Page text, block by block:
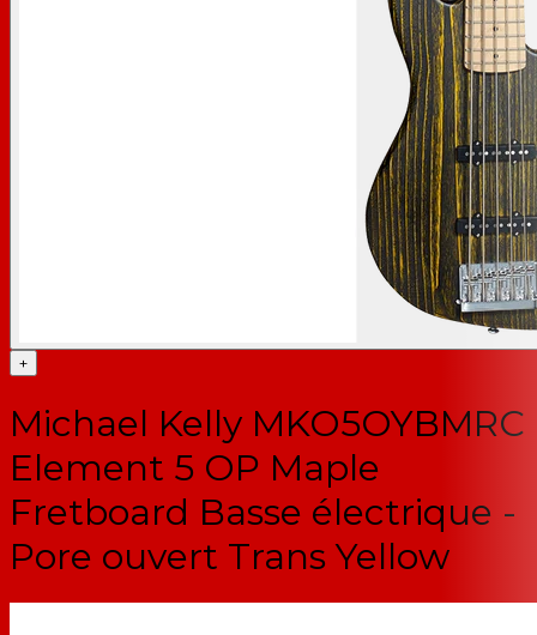
+
Michael Kelly MKO5OYBMRC
Element 5 OP Maple
Fretboard Basse électrique -
Pore ouvert Trans Yellow